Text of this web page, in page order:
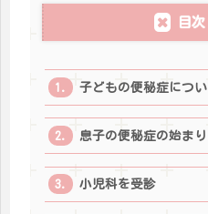
目次
子どもの便秘症につ
息子の便秘症の始ま
小児科を受診